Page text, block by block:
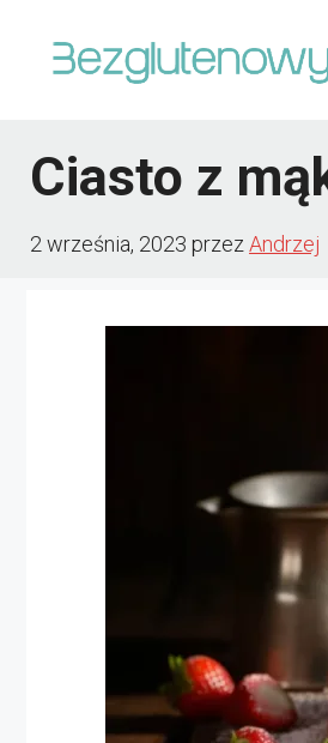
Ciasto z
2 września, 2023 przez Andrzej